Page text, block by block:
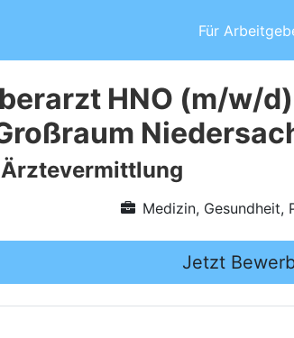
Für
HNO (m/w/
Medizin, Gesundheit,
Jetzt